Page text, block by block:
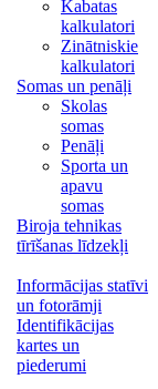
Kabatas
kalkulatori
Zinātniskie
kalkulatori
Somas un penāļi
Skolas
somas
Penāļi
Sporta un
apavu
somas
Biroja tehnikas
tīrīšanas līdzekļi
Informācijas statīvi
un fotorāmji
Identifikācijas
kartes un
piederumi